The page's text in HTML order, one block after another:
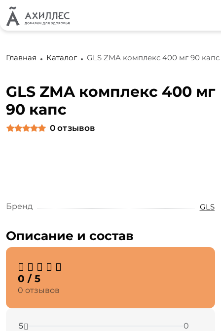
Главная Каталог GLS ZMA комплекс 400 мг 90 капс
GLS ZMA комплекс 400 мг
90 капс
0 отзывов
Бренд GLS
Описание и состав
0 / 5
0 отзывов
5
0